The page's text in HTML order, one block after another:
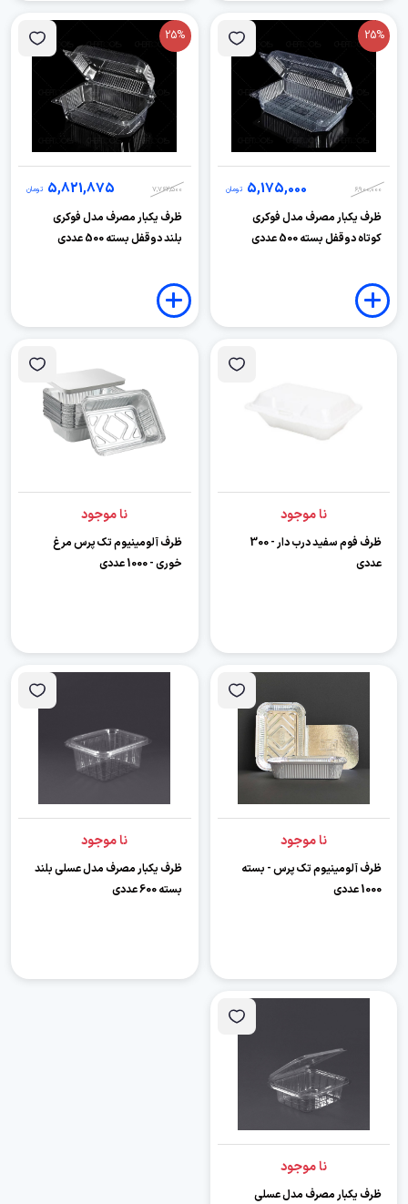
25%
6,900,000
5,175,000 تومان
ظرف یکبار مصرف مدل فوکری
کوتاه دوقفل بسته 500 عددی
25%
7,762,500
5,821,875 تومان
ظرف یکبار مصرف مدل فوکری
بلند دوقفل بسته 500 عددی
نا موجود
ظرف فوم سفید درب دار - 300
عددی
نا موجود
ظرف آلومینیوم تک پرس مرغ
خوری - 1000 عددی
نا موجود
ظرف آلومینیوم تک پرس - بسته
1000 عددی
نا موجود
ظرف یکبار مصرف مدل عسلی بلند
بسته 600 عددی
نا موجود
ظرف یکبار مصرف مدل عسلی